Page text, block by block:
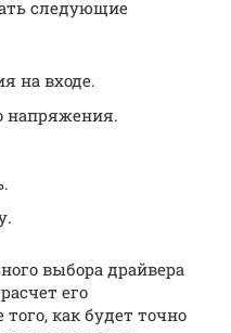
следующие
на входе.
напряжения.
выбора драйвера
его
как будет точно